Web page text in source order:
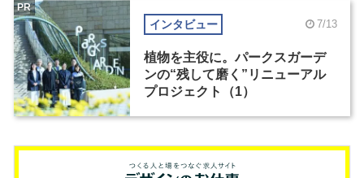
インタビュー 7/13
植物を主役に。パークスガーデ
ンの“残して磨く”リニューアル
プロジェクト（1）
PR